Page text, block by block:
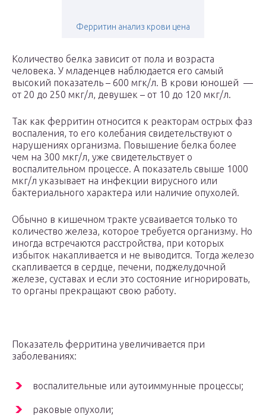
Ферритин анализ крови цена
Количество белка зависит от пола и возраста
человека. У младенцев наблюдается его самый
высокий показатель – 600 мгк/л. В крови юношей —
от 20 до 250 мкг/л, девушек – от 10 до 120 мкг/л.
Так как ферритин относится к реакторам острых фаз
воспаления, то его колебания свидетельствуют о
нарушениях организма. Повышение белка более
чем на 300 мкг/л, уже свидетельствует о
воспалительном процессе. А показатель свыше 1000
мкг/л указывает на инфекции вирусного или
бактериального характера или наличие опухолей.
Обычно в кишечном тракте усваивается только то
количество железа, которое требуется организму. Но
иногда встречаются расстройства, при которых
избыток накапливается и не выводится. Тогда железо
скапливается в сердце, печени, поджелудочной
железе, суставах и если это состояние игнорировать,
то органы прекращают свою работу.
Показатель ферритина увеличивается при
заболеваниях:
воспалительные или аутоиммунные процессы;
раковые опухоли;